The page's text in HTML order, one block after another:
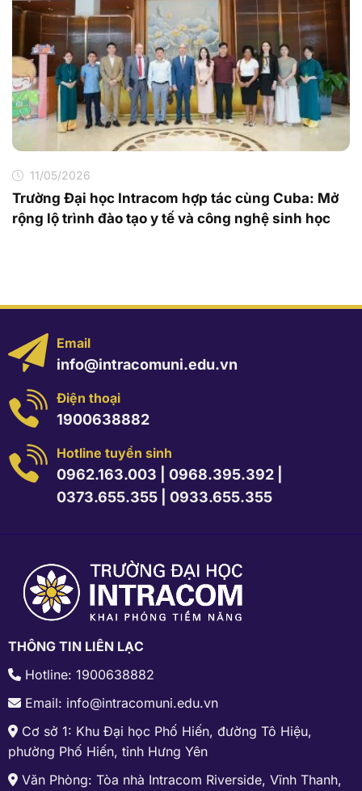
11/05/2026
Trường Đại học Intracom hợp tác cùng Cuba: Mở
rộng lộ trình đào tạo y tế và công nghệ sinh học
Email
info@intracomuni.edu.vn
Điện thoại
1900638882
Hotline tuyển sinh
0962.163.003 0968.395.392|
0373.655.355| 0933.655.355
THÔNG TIN LIÊN LẠC
Hotline: 1900638882
Email: info@intracomuni.edu.vn
Cơ sở 1: Khu Đại học Phố Hiến, đường Tô Hiệu,
phường Phố Hiến, tỉnh Hưng Yên
Văn Phòng: Tòa nhà Intracom Riverside, Vĩnh Thanh,